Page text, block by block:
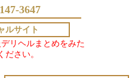
3647
ルサイト
リヘルまとめをみた
ださい。